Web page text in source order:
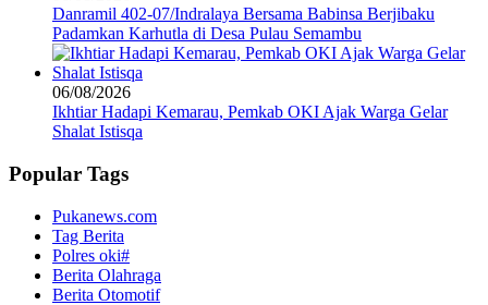
Danramil 402-07/Indralaya Bersama Babinsa Berjibaku
Padamkan Karhutla di Desa Pulau Semambu
06/08/2026
Ikhtiar Hadapi Kemarau, Pemkab OKI Ajak Warga Gelar
Shalat Istisqa
Popular Tags
Pukanews.com
Tag Berita
Polres oki#
Berita Olahraga
Berita Otomotif